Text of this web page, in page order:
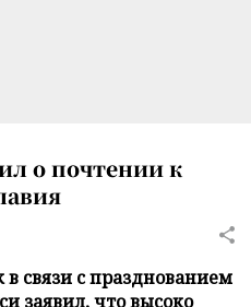
о почтении к
связи с празднованием
заявил, что высоко